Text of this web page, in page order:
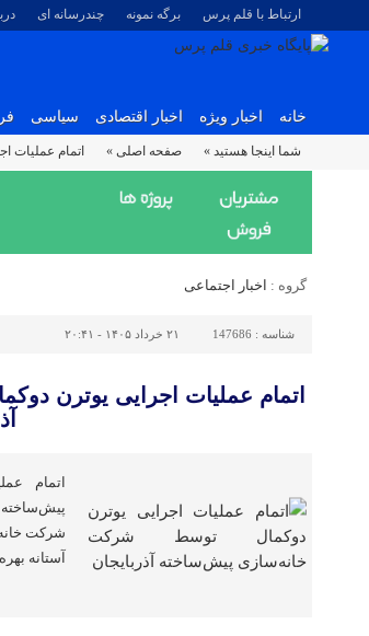
ارتباط با قلم پرس برگه نمونه چندرسانه ای
خانه اخبار ویژه اخبار اقتصادی سیاسی
شما اینجا هستید » صفحه اصلی » اتمام عملیات
گروه : اخبار اجتماعی
شناسه : 147686 ۲۱ خرداد ۱۴۰۵ - ۲۰:۴۱
اتمام عملیات اجرایی یوترن
اتمام
شرکت
آستانه